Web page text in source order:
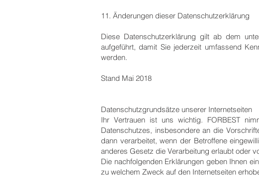
11. Änderungen dieser Datenschutzerklärung
Diese Datenschutzerklärung gilt ab dem
aufgeführt, damit Sie jederzeit umfassend
werden.
Stand Mai 2018
Datenschutzgrundsätze unserer Internetseiten
Ihr Vertrauen ist uns wichtig. FORBEST
Datenschutzes, insbesondere an die
dann verarbeitet, wenn der Betroffene
anderes Gesetz die Verarbeitung erlaubt oder
Die nachfolgenden Erklärungen geben Ihnen
zu welchem Zweck auf den Internetseiten